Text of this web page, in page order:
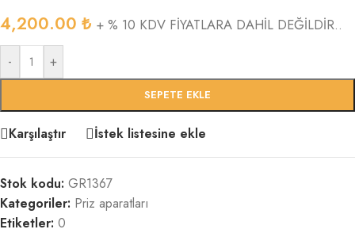
4,200.00 ₺ + % 10 KDV FİYATLARA DAHİL DEĞİLDİR..
- +
SEPETE EKLE
Karşılaştır İstek listesine ekle
Stok kodu: GR1367
Kategoriler: Priz aparatları
Etiketler: 0